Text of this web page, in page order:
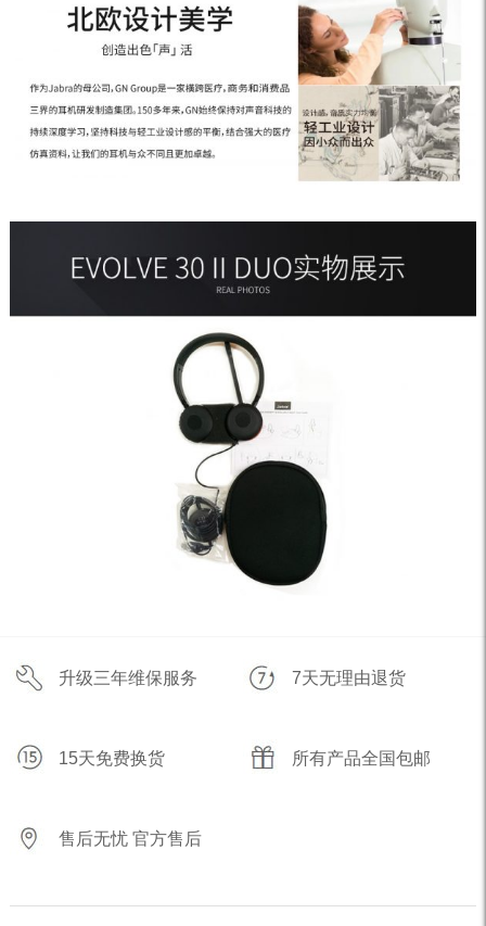
升级三年维保服务 7天无理由退货
15天免费换货 所有产品全国包邮
售后无忧 官方售后